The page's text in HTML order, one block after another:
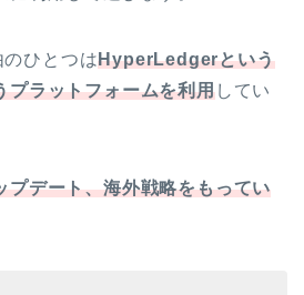
ひとつはHyperLedgerという
プラットフォームを利用してい
プデート、海外戦略をもってい